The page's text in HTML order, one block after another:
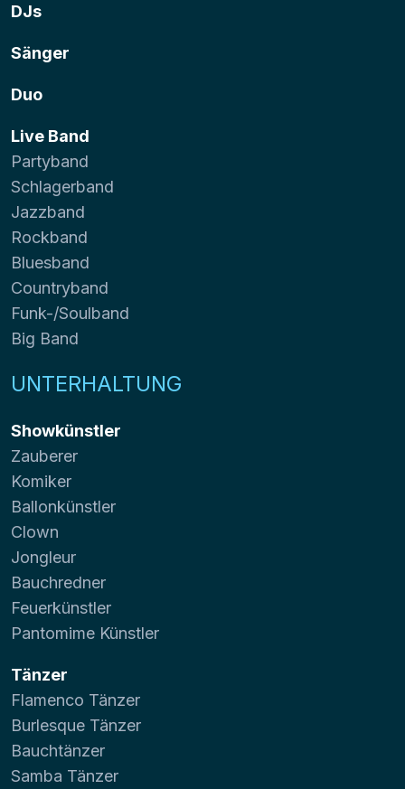
DJs
Sänger
Duo
Live Band
Partyband
Schlagerband
Jazzband
Rockband
Bluesband
Countryband
Funk-/Soulband
Big Band
UNTERHALTUNG
Showkünstler
Zauberer
Komiker
Ballonkünstler
Clown
Jongleur
Bauchredner
Feuerkünstler
Pantomime Künstler
Tänzer
Flamenco Tänzer
Burlesque Tänzer
Bauchtänzer
Samba Tänzer